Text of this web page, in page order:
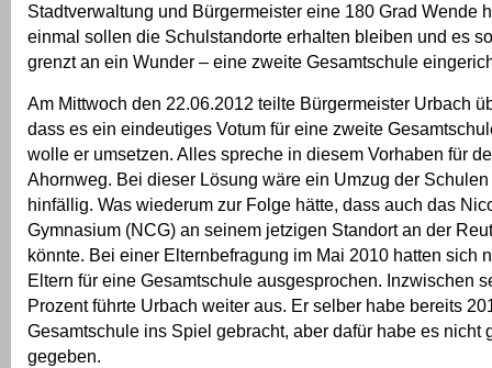
Stadtverwaltung und Bürgermeister eine 180 Grad Wende
einmal sollen die Schulstandorte erhalten bleiben und es
grenzt an ein Wunder – eine zweite Gesamtschule
Am Mittwoch den 22.06.2012 teilte Bürgermeister Urbach
dass es ein eindeutiges Votum für eine zweite
wolle er umsetzen. Alles spreche in diesem Vorhaben für
Ahornweg. Bei dieser Lösung wäre ein Umzug der
hinfällig. Was wiederum zur Folge hätte, dass auch das
Gymnasium (NCG) an seinem jetzigen Standort an der
könnte. Bei einer Elternbefragung im Mai 2010 hatten sich
Eltern für eine Gesamtschule ausgesprochen. Inzwischen
Prozent führte Urbach weiter aus. Er selber habe bereits
Gesamtschule ins Spiel gebracht, aber dafür habe es nicht
gegeben.